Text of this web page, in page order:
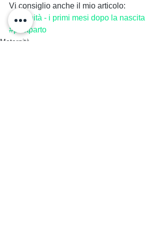
Vi consiglio anche il mio articolo:
Maternità - i primi mesi dopo la nascita
#postparto
Maternità